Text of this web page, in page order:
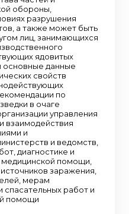
обороны,
разрушения
а также может быть
лиц, занимающихся
ядовитых
основные данные
свойств
по
в очаге
управления
взаимодействия
и
и ведомств,
диагностике и
помощи,
заражения,
мерам
спасательных работ и
помощи